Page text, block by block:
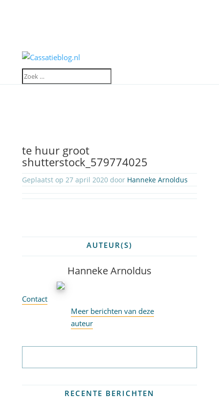
te huur groot
shutterstock_579774025
Geplaatst op 27 april 2020 door Hanneke Arnoldus
AUTEUR(S)
Hanneke Arnoldus
Contact
Meer berichten van deze
auteur
RECENTE BERICHTEN